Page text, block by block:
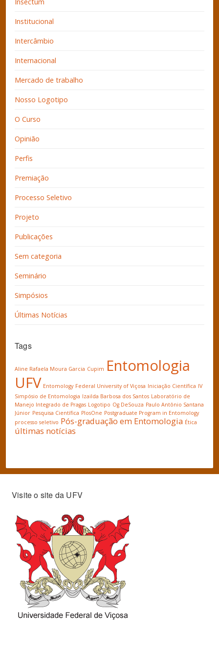
Insectum
Institucional
Intercâmbio
Internacional
Mercado de trabalho
Nosso Logotipo
O Curso
Opinião
Perfis
Premiação
Processo Seletivo
Projeto
Publicações
Sem categoria
Seminário
Simpósios
Últimas Notícias
Tags
Aline Rafaela Moura Garcia Cupim Entomologia
UFV Entomology Federal University of Viçosa Iniciação Científica IV
Simpósio de Entomologia Izailda Barbosa dos Santos Laboratório de
Manejo Integrado de Pragas Logotipo Og DeSouza Paulo Antônio Santana
Júnior Pesquisa Científica PlosOne Postgraduate Program in Entomology
processo seletivo Pós-graduação em Entomologia Ética
últimas notícias
Visite o site da UFV